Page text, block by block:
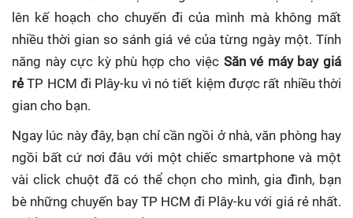
lên kế hoạch cho chuyến đi của mình mà không mất
nhiều thời gian so sánh giá vé của từng ngày một. Tính
năng này cực kỳ phù hợp cho việc Săn vé máy bay giá
rẻTP HCM đi Plây-ku vì nó tiết kiệm được rất nhiều thời
gian cho bạn.
Ngay lúc này đây, bạn chỉ cần ngồi ở nhà, văn phòng hay
ngồi bất cứ nơi đâu với một chiếc smartphone và một
vài click chuột đã có thể chọn cho mình, gia đình, bạn
bè những chuyến bay TP HCM đi Plây-ku với giá rẻ nhất.